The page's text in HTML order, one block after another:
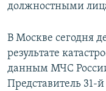
должностными
В Москве сегодня
результате
данным МЧС
Представитель 31-